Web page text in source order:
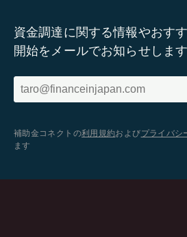
資金調達に関する情報やおす
開始をメールでお知らせします
補助金コネクトの利用規約およびプライバシ
ます